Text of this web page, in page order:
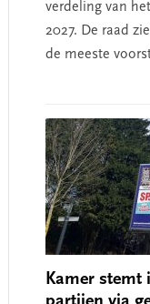
verdeling van
2027. De raad
de meeste
Kamer stemt